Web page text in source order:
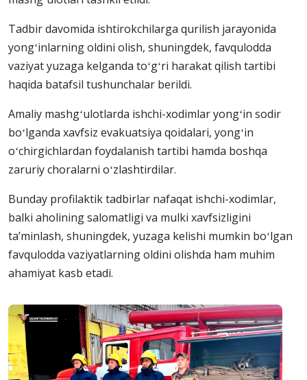
Tadbir davomida ishtirokchilarga qurilish jarayonida
yongʻinlarning oldini olish, shuningdek, favqulodda
vaziyat yuzaga kelganda toʻgʻri harakat qilish tartibi
haqida batafsil tushunchalar berildi.
Amaliy mashgʻulotlarda ishchi-xodimlar yongʻin sodir
boʻlganda xavfsiz evakuatsiya qoidalari, yongʻin
oʻchirgichlardan foydalanish tartibi hamda boshqa
zaruriy choralarni oʻzlashtirdilar.
Bunday profilaktik tadbirlar nafaqat ishchi-xodimlar,
balki aholining salomatligi va mulki xavfsizligini
taʼminlash, shuningdek, yuzaga kelishi mumkin boʻlgan
favqulodda vaziyatlarning oldini olishda ham muhim
ahamiyat kasb etadi.